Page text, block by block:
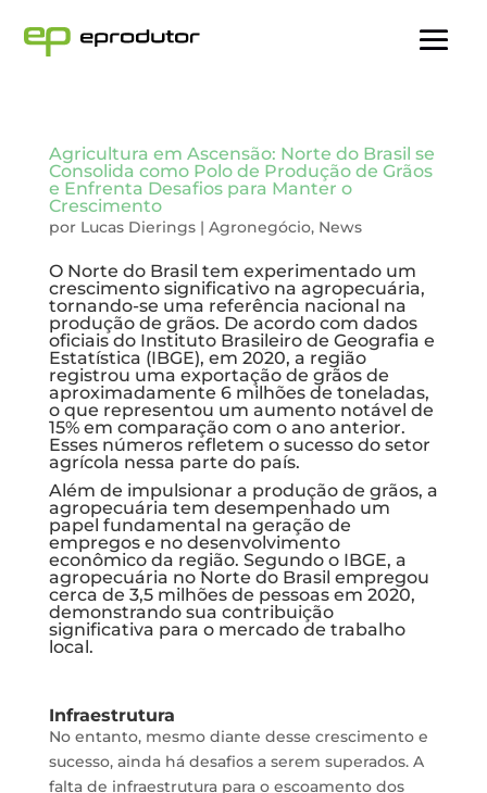
Agricultura em Ascensão: Norte do Brasil se
Consolida como Polo de Produção de Grãos
e Enfrenta Desafios para Manter o
Crescimento
por Lucas Dierings| Agronegócio, News
O Norte do Brasil tem experimentado um
crescimento significativo na agropecuária,
tornando-se uma referência nacional na
produção de grãos. De acordo com dados
oficiais do Instituto Brasileiro de Geografia e
Estatística (IBGE), em 2020, a região
registrou uma exportação de grãos de
aproximadamente 6 milhões de toneladas,
o que representou um aumento notável de
15% em comparação com o ano anterior.
Esses números refletem o sucesso do setor
agrícola nessa parte do país.
Além de impulsionar a produção de grãos, a
agropecuária tem desempenhado um
papel fundamental na geração de
empregos e no desenvolvimento
econômico da região. Segundo o IBGE, a
agropecuária no Norte do Brasil empregou
cerca de 3,5 milhões de pessoas em 2020,
demonstrando sua contribuição
significativa para o mercado de trabalho
local.
Infraestrutura
No entanto, mesmo diante desse crescimento e
sucesso, ainda há desafios a serem superados. A
falta de infraestrutura para o escoamento dos